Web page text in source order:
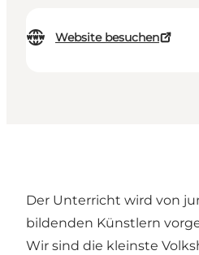
Website besuchen
Der Unterricht wird von
bildenden Künstlern
Wir sind die kleinste